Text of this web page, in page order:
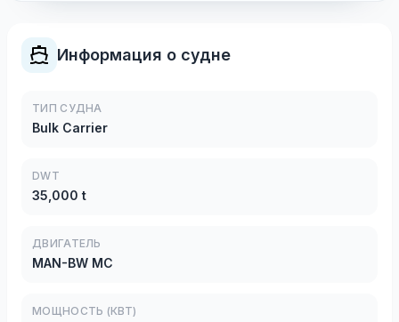
Информация о судне
ТИП СУДНА
Bulk Carrier
DWT
35,000 t
ДВИГАТЕЛЬ
MAN-BW MC
МОЩНОСТЬ (КВТ)